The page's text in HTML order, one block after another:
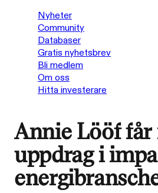
Nyheter
Community
Databaser
Gratis nyhetsbrev
Bli medlem
Om oss
Hitta investerare
Annie Lööf
uppdrag i